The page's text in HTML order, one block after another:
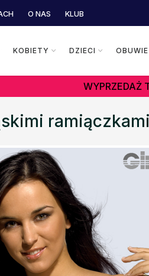
O NAS KLUB
KOBIETY DZIECI OBUWIE
WYPRZEDAŻ